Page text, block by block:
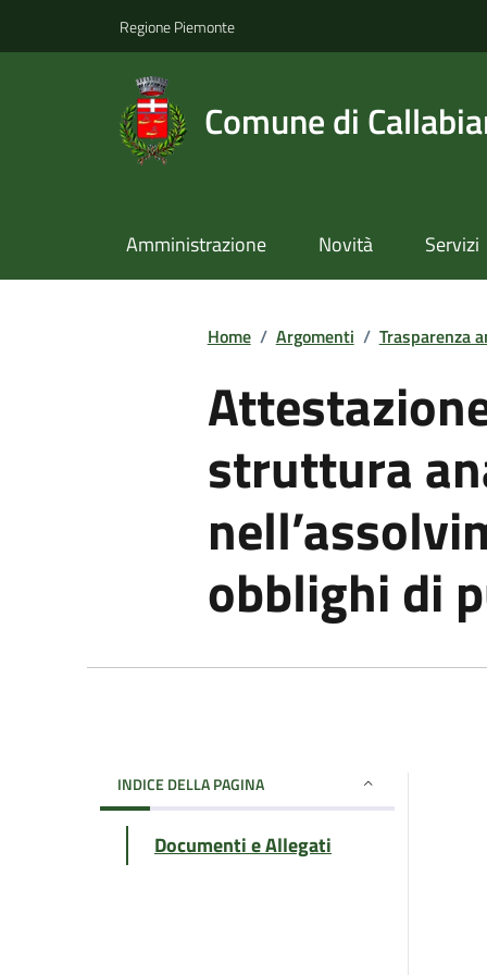
Regione Piemonte
Comune di
Amministrazione Novità Servizi
Home / Argomenti / Trasparenza
struttura
obblighi di
INDICE DELLA PAGINA
Documenti e Allegati